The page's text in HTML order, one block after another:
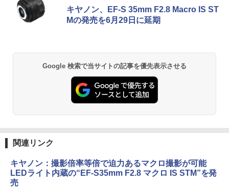
キヤノン、EF-S 35mm F2.8 Macro IS ST
Mの発売を6月29日に延期
Google 検索で当サイトの記事を優先表示させる
関連リンク
キヤノン：撮影倍率等倍で迫力あるマクロ撮影が可能
LEDライト内蔵の“EF-S35mm F2.8 マクロ IS STM”を発
売